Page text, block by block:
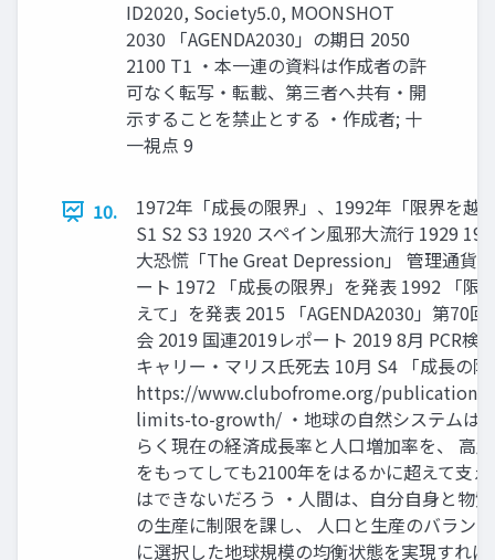
ID2020, Society5.0, MOONSHOT
2030 「AGENDA2030」の期日 2050
2100 T1 ・本一連の資料は作成者の許
可なく転写・転載、第三者へ共有・開
示することを禁止とする ・作成者; 十
一視点 9
10.
1972年「成長の限界」、1992年「限界を越
S1 S2 S3 1920 スペイン風邪大流行 1929
大恐慌「The Great Depression」 管理通貨
ート 1972 「成長の限界」を発表 1992 「限
えて」を発表 2015 「AGENDA2030」第70回
会 2019 国連2019レポート 2019 8月 PCR検
キャリー・マリス氏死去 10月 S4 「成長の
https://www.clubofrome.org/publication/
limits-to-growth/ ・地球の自然システムは
らく現在の経済成長率と人口増加率を、 高
をもってしても2100年をはるかに超えて支
はできないだろう ・人間は、自分自身と物
の生産に制限を課し、 人口と生産のバラン
に選択した地球規模の均衡状態を実現すれば